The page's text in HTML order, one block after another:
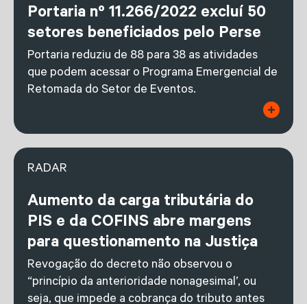
Portaria nº 11.266/2022 excluí 50
setores beneficiados pelo Perse
Portaria reduziu de 88 para 38 as atividades
que podem acessar o Programa Emergencial de
Retomada do Setor de Eventos.
RADAR
Aumento da carga tributária do
PIS e da COFINS abre margens
para questionamento na Justiça
Revogação do decreto não observou o
“princípio da anterioridade nonagesimal’, ou
seja, que impede a cobrança do tributo antes